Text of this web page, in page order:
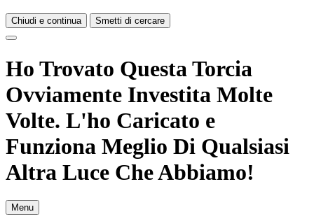
Chiudi e continua Smetti di cercare
Ho Trovato Questa Torcia
Ovviamente Investita Molte
Volte. L'ho Caricato e
Funziona Meglio Di Qualsiasi
Altra Luce Che Abbiamo!
Menu